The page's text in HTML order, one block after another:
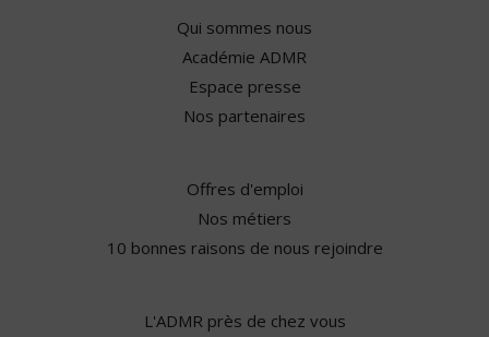
Qui sommes nous
Académie ADMR
Espace presse
Nos partenaires
Offres d'emploi
Nos métiers
10 bonnes raisons de nous rejoindre
L'ADMR près de chez vous